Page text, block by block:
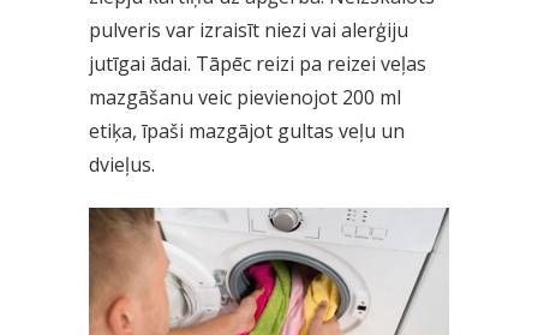
pulveris var izraisīt niezi vai alerģiju
jutīgai ādai. Tāpēc reizi pa reizei veļas
mazgāšanu veic pievienojot 200 ml
etiķa, īpaši mazgājot gultas veļu un
dvieļus.